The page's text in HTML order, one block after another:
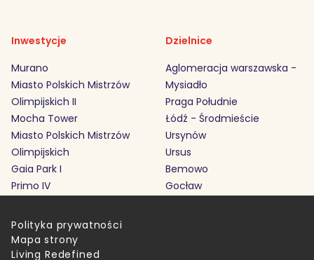
Inwestycje
Murano
Miasto Polskich Mistrzów
Olimpijskich II
Mocha Tower
Miasto Polskich Mistrzów
Olimpijskich
Gaia Park I
Primo IV
Dzielnice
Aglomeracja warszawska -
Mysiadło
Praga Południe
Łódź - Środmieście
Ursynów
Ursus
Bemowo
Gocław
Polityka prywatności
Mapa strony
Living Redefined